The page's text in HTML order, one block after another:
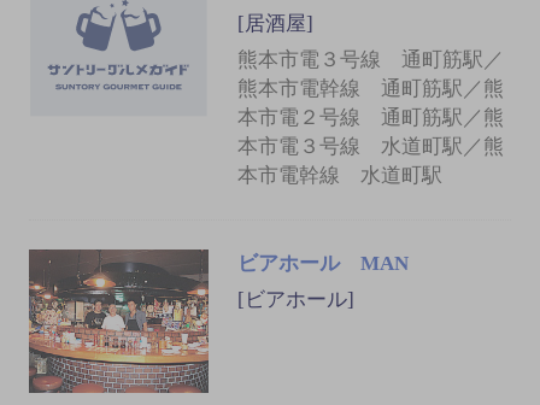
[居酒屋]
熊本市電３号線 通町筋駅／
熊本市電幹線 通町筋駅／熊
本市電２号線 通町筋駅／熊
本市電３号線 水道町駅／熊
本市電幹線 水道町駅
ビアホール MAN
[ビアホール]